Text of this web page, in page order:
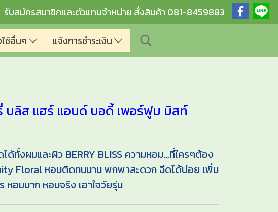
รับสมัครสมาชิกและตัวแทนจำหน่าย สั่งสินค้า 081-8459883
ใช้อื่นๆ แจ้งการชำระเงิน
บลิส แฮร์ แอนด์ บอดี้ เพอร์ฟูม มิสท์
ด้ทั้งผมและผิว BERRY BLISS ความหอม…ที่ใครๆต้อง
Floral หอมติดทนนาน พกพาสะดวก ฉีดได้บ่อย เพิ่ม
หอมมาก หอมจริง เอาใจวัยรุ่น